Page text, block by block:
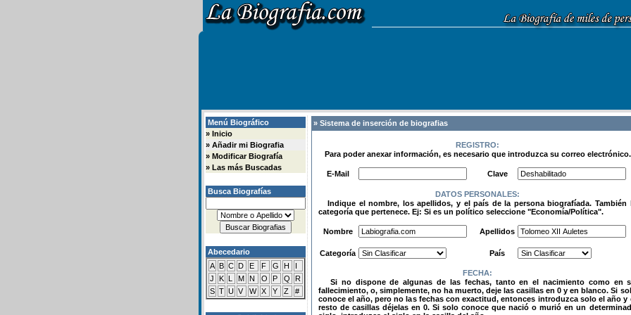
Menú Biográfico
» Inicio
» Añadir mi Biografia
» Modificar Biografía
» Las más Buscadas
Busca Biografías
Abecedario
A B C D E F G H
I
J
K L M N O P Q
R
S T U V W X Y Z #
» Sistema de inserción de biografias
REGISTRO:
Para poder anexar información, es necesario que introduzca su correo electrónico.
E-Mail
Clave
DATOS PERSONALES:
Indique el nombre, los apellidos, y el país de la persona biografíada. También
categoría que pertenece. Ej: Si es un político seleccione "Economía/Política".
Nombre
Apellidos
Categoría País
FECHA:
Si no dispone de algunas de las fechas, tanto en el nacimiento como en
fallecimiento, o, simplemente, no ha muerto, deje las casillas en 0 y en blanco. Si
conoce el año, pero no las fechas con exactitud, entonces introduzca solo el año y
resto de casillas déjelas en 0. Si solo conoce que nació o murió en un